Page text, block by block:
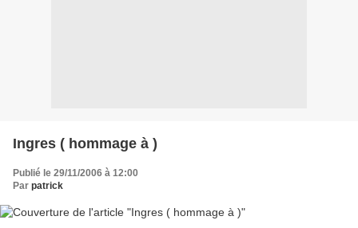
Ingres ( hommage à )
Publié le 29/11/2006 à 12:00
Par patrick